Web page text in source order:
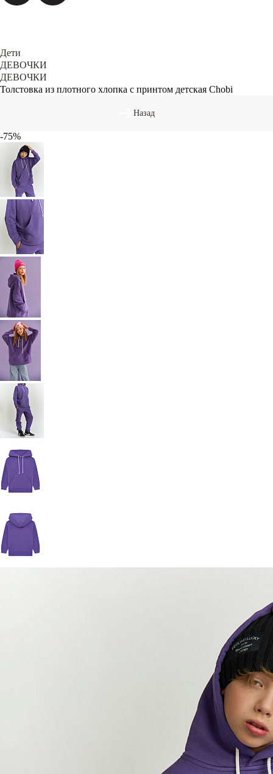
Дети
ДЕВОЧКИ
ДЕВОЧКИ
Толстовка из плотного хлопка с принтом детская Chobi
Назад
-75%